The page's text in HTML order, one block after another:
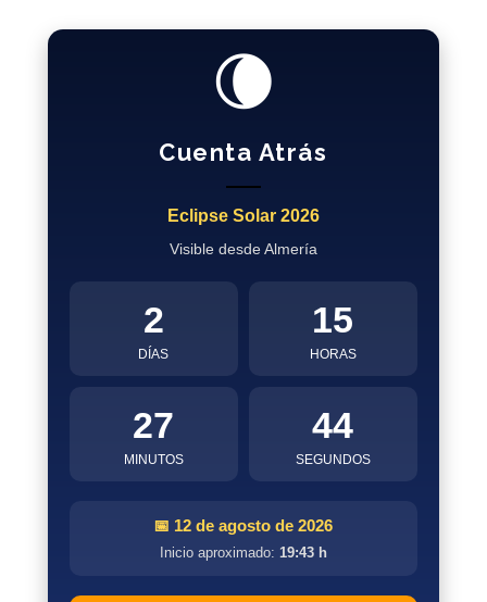
🌘
Cuenta Atrás
Eclipse Solar 2026
Visible desde Almería
2
DÍAS
15
HORAS
27
MINUTOS
43
SEGUNDOS
📅 12 de agosto de 2026
Inicio aproximado: 19:43 h